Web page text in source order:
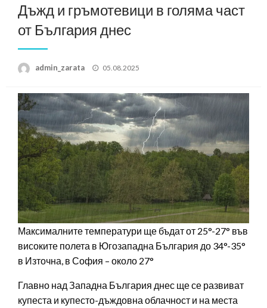
Дъжд и гръмотевици в голяма част
от България днес
admin_zarata
Posted
05.08.2025
Максималните температури ще бъдат от 25°-27° във
високите полета в Югозападна България до 34°-35°
в Източна, в София – около 27°
Главно над Западна България днес ще се развиват
купеста и купесто-дъждовна облачност и на места